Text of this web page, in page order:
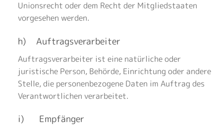
Unionsrecht oder dem Recht der Mitgliedstaaten
vorgesehen werden.
h) Auftragsverarbeiter
Auftragsverarbeiter ist eine natürliche oder
juristische Person, Behörde, Einrichtung oder andere
Stelle, die personenbezogene Daten im Auftrag des
Verantwortlichen verarbeitet.
i) Empfänger